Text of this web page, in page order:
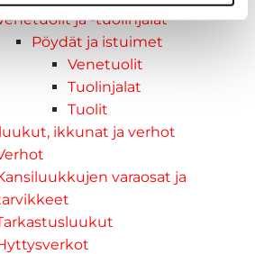
ja -tuolinjalat
Pöydät ja istuimet
Venetuolit
Tuolinjalat
Tuolit
ikkunat ja verhot
varaosat ja